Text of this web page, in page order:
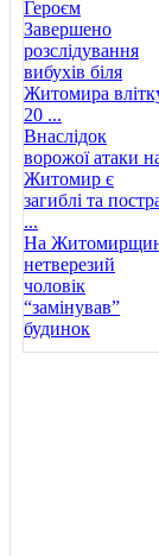
Героєм
Завершено
розслідування
вибухів біля
Житомира
20 ...
Внаслідок
ворожої атаки
Житомир є
загиблі та
...
На
нетверезий
чоловік
“замінував”
будинок